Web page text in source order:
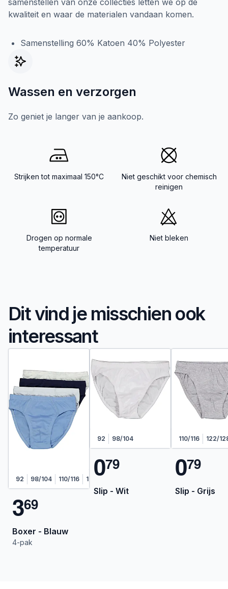
kwaliteit en waar de materialen vandaan komen.
Samenstelling 60% Katoen 40% Polyester
Wassen en verzorgen
Zo geniet je langer van je aankoop.
Strijken tot maximaal 150°C
Niet geschikt voor chemisch
reinigen
Drogen op normale
temperatuur
Niet bleken
Dit vind je misschien ook
interessant
92 98/104 110/116 122/128
369
Boxer - Blauw
4-pak
92 98/104
079
Slip - Wit
110/116 122/
079
Slip - Grijs